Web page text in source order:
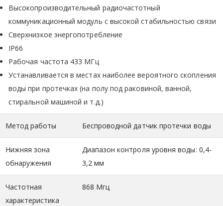
Высокопроизводительный радиочастотный
коммуникационный модуль с высокой стабильностью связи
Сверхнизкое энергопотребление
IP66
Рабочая частота 433 МГц
Устанавливается в местах наиболее вероятного скопления
воды при протечках (на полу под раковиной, ванной,
стиральной машиной и т.д.)
Метод работы Беспроводной датчик протечки воды
Нижняя зона
обнаружения
Диапазон контроля уровня воды: 0,4-
3,2 мм
Частотная
характеристика
868 Мгц